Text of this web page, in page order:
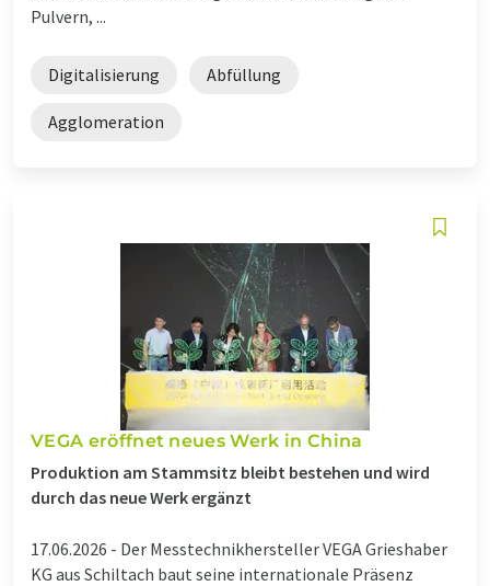
Pulvern, ...
Digitalisierung Abfüllung
Agglomeration
VEGA eröffnet neues Werk in China
Produktion am Stammsitz bleibt bestehen und wird
durch das neue Werk ergänzt
17.06.2026 - Der Messtechnikhersteller VEGA Grieshaber
KG aus Schiltach baut seine internationale Präsenz